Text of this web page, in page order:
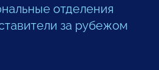
отделения
за рубежом